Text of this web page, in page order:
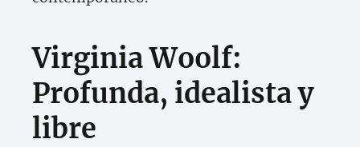
Virginia Woolf:
Profunda, idealista y
libre